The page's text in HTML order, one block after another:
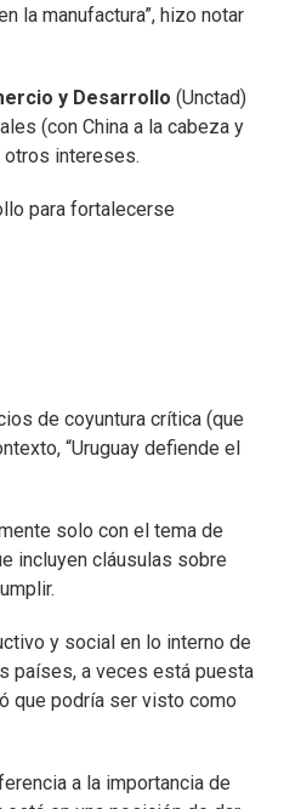
la manufactura”, hizo notar
y Desarrollo (Unctad)
(con China a la cabeza y
otros intereses.
para fortalecerse
de coyuntura crítica (que
“Uruguay defiende el
solo con el tema de
incluyen cláusulas sobre
y social en lo interno de
países, a veces está puesta
que podría ser visto como
a la importancia de